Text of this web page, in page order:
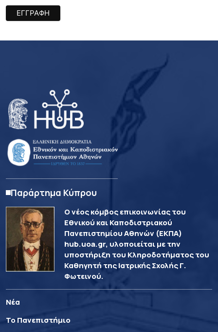
Παράρτημα Κύπρου
Ο νέος κόμβος επικοινωνίας του
Εθνικού και Καποδιστριακού
Πανεπιστημίου Αθηνών (ΕΚΠΑ)
hub.uoa.gr, υλοποιείται με την
υποστήριξη του Κληροδοτήματος του
Καθηγητή της Ιατρικής Σχολής Γ.
Φωτεινού.
Νέα
Το Πανεπιστήμιο